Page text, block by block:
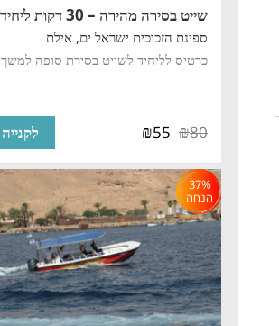
שייט בסירה מהירה – 30 דקות ליחיד
ספינת הזכוכית ישראל ים, אילת
כרטיס לליחיד לשייט בסירת סופה למשך 30
₪80
₪55 לקנייה
37%
הנחה